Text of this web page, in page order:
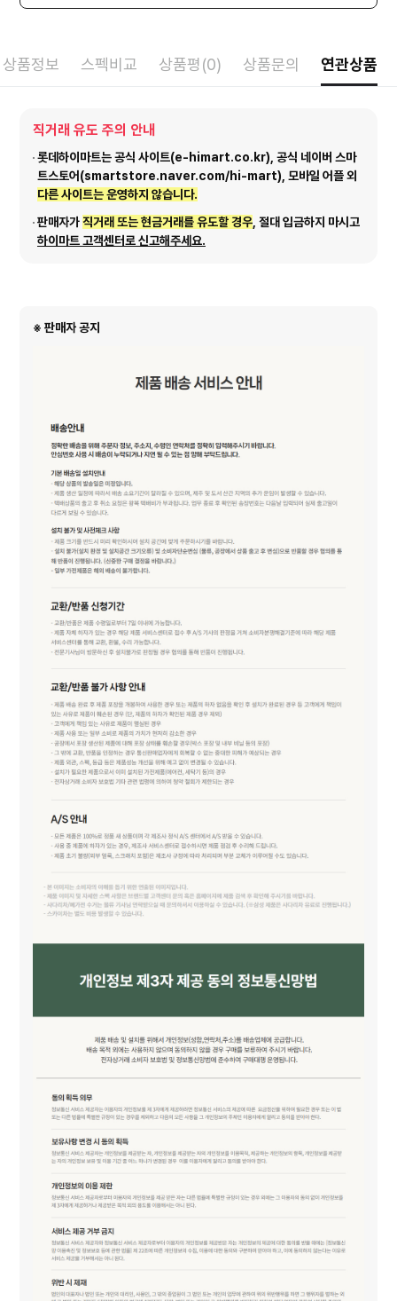
상품정보 스펙비교 상품평(0) 상품문의 연관상품
직거래 유도 주의 안내
롯데하이마트는 공식 사이트(e-himart.co.kr), 공식 네이버 스마
트스토어(smartstore.naver.com/hi-mart), 모바일 어플 외
다른 사이트는 운영하지 않습니다.
판매자가직거래 또는 현금거래를 유도할 경우, 절대 입금하지 마시고
하이마트 고객센터로 신고해주세요.
※ 판매자 공지